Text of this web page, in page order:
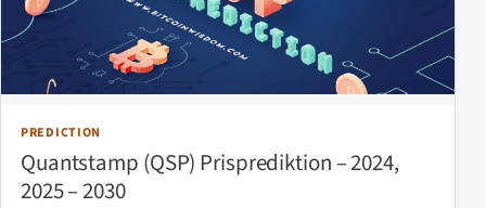
PREDICTION
Quantstamp (QSP) Prisprediktion – 2024,
2025 – 2030